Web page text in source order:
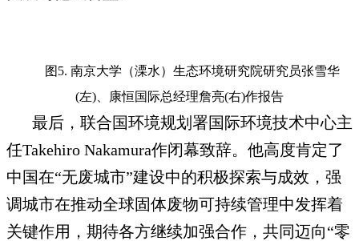
图5. 南京大学（溧水）生态环境研究院研究员张雪华
(左)、康恒国际总经理詹亮(右)作报告
最后，联合国环境规划署国际环境技术中心主
任Takehiro Nakamura作闭幕致辞。他高度肯定了
中国在“无废城市”建设中的积极探索与成效，强
调城市在推动全球固体废物可持续管理中发挥着
关键作用，期待各方继续加强合作，共同迈向“零